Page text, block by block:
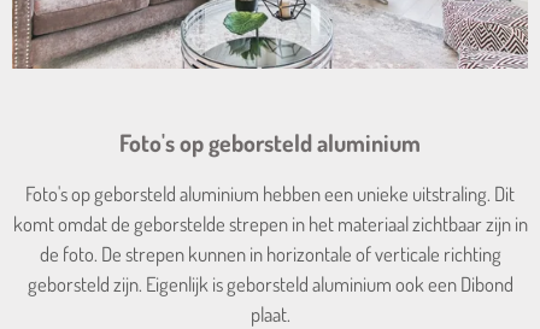
Foto's op geborsteld aluminium
Foto's op geborsteld aluminium hebben een unieke uitstraling. Dit
komt omdat de geborstelde strepen in het materiaal zichtbaar zijn in
de foto. De strepen kunnen in horizontale of verticale richting
geborsteld zijn. Eigenlijk is geborsteld aluminium ook een Dibond
plaat.